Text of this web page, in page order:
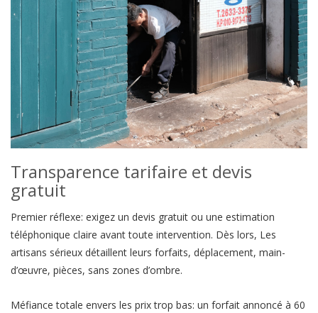
Transparence tarifaire et devis
gratuit
Premier réflexe: exigez un devis gratuit ou une estimation
téléphonique claire avant toute intervention. Dès lors, Les
artisans sérieux détaillent leurs forfaits, déplacement, main-
d’œuvre, pièces, sans zones d’ombre.
Méfiance totale envers les prix trop bas: un forfait annoncé à 60